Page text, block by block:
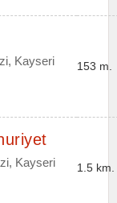
Kayseri 153 m.
Kayseri 1.5 km.